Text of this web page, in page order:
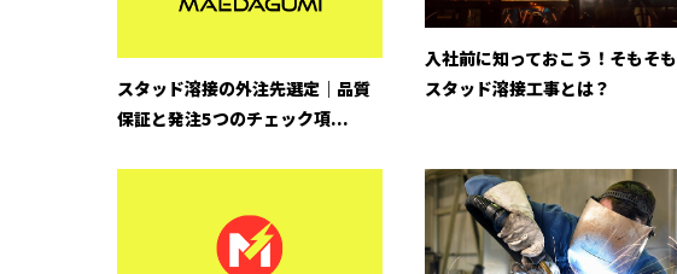
スタッド溶接の外注先選定｜品質
保証と発注5つのチェック項...
入社前に知っておこう！そもそも
スタッド溶接工事とは？